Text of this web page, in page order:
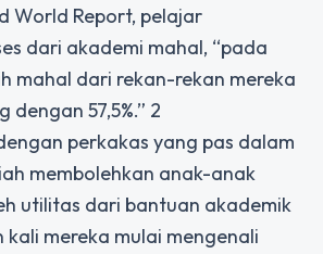
World Report, pelajar
dari akademi mahal, “pada
mahal dari rekan-rekan mereka
dengan 57,5%.” 2
perkakas yang pas dalam
membolehkan anak-anak
utilitas dari bantuan akademik
mereka mulai mengenali